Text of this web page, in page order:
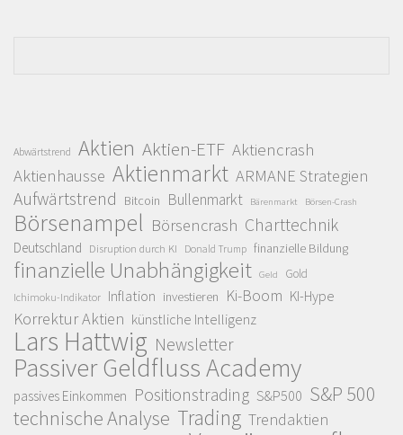
Abwärtstrend Aktien Aktien-ETF Aktiencrash
Aktienhausse Aktienmarkt ARMANE Strategien
Aufwärtstrend Bitcoin Bullenmarkt Bärenmarkt Börsen-Crash
Börsenampel Börsencrash Charttechnik
Deutschland Disruption durch KI Donald Trump finanzielle Bildung
finanzielle Unabhängigkeit Geld Gold
Ichimoku-Indikator Inflation investieren Ki-Boom KI-Hype
Korrektur Aktien künstliche Intelligenz
Lars Hattwig Newsletter
Passiver Geldfluss Academy
passives Einkommen Positionstrading S&P500 S&P 500
technische Analyse Trading Trendaktien